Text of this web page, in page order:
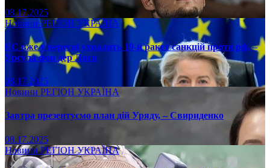
08.17.2025
НовиниРЕГІОН УКРАЇНА
ЄС вже у вересні ухвалить 19-й ракет санкцій проти рф, –
Урсула фон дер Ляєн
08.17.2025
Новини РЕГІОН УКРАЇНА
Завтра презентуємо план дій Уряду, – Свириденко
08.17.2025
НовиниРЕГІОНУКРАЇНА